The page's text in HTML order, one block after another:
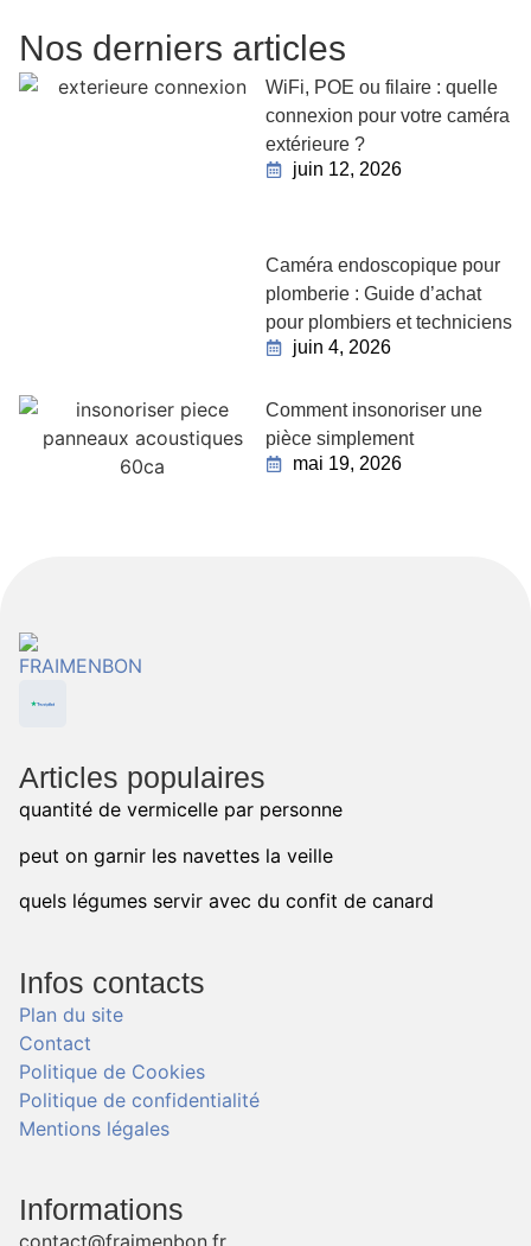
Nos derniers articles
WiFi, POE ou filaire : quelle
connexion pour votre caméra
extérieure ?
juin 12, 2026
Caméra endoscopique pour
plomberie : Guide d’achat
pour plombiers et techniciens
juin 4, 2026
Comment insonoriser une
pièce simplement
mai 19, 2026
Articles populaires
quantité de vermicelle par personne
peut on garnir les navettes la veille
quels légumes servir avec du confit de canard
Infos contacts
Plan du site
Contact
Politique de Cookies
Politique de confidentialité
Mentions légales
Informations